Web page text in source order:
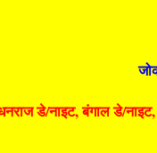
डे/नाइट, बंगाल डे/नाइट,